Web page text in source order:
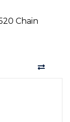
Chain